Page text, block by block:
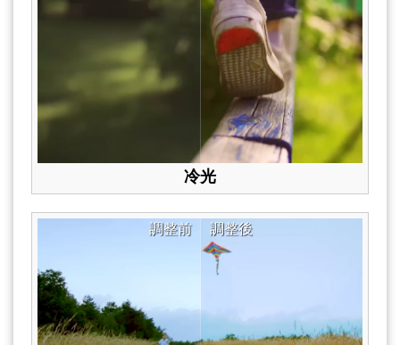
冷光
調整後
調整前